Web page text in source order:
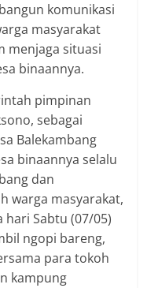
komunikasi
masyarakat
menjaga situasi
binaannya.
pimpinan
sebagai
Balekambang
binaannya selalu
dan
warga masyarakat,
hari Sabtu (07/05)
ngopi bareng,
para tokoh
kampung